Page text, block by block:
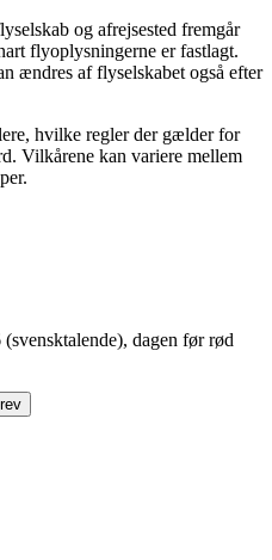
og afrejsested fremgår
flyoplysningerne er fastlagt.
ændres af flyselskabet også efter
hvilke regler der gælder for
Vilkårene kan variere mellem
dagen før rød